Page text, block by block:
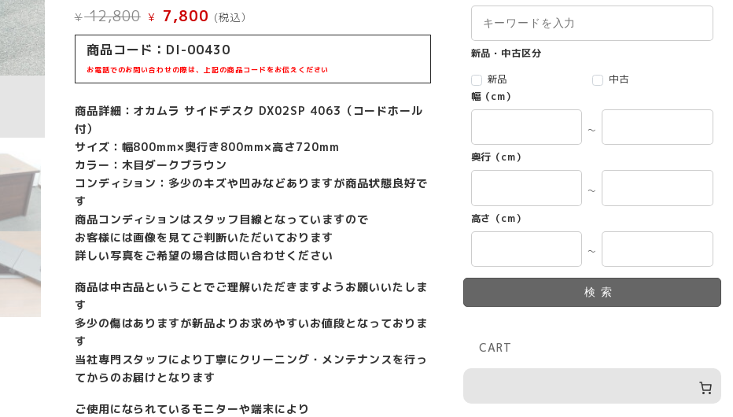
¥12,800 元
の
価
格
は
¥ 12,800
で
た。
¥ 7,800 現
在
の
価
格
は
¥ 7,800
す。
(税込）
商品コード：DI-00430
お電話でのお問い合わせの際は、上記の商品コードをお伝えください
商品詳細：オカムラ サイドデスク DX02SP 4063（コードホール
付）
サイズ：幅800mm×奥行き800mm×高さ720mm
カラー：木目ダークブラウン
コンディション：多少のキズや凹みなどありますが商品状態良好で
す
商品コンディションはスタッフ目線となっていますので
お客様には画像を見てご判断いただいております
詳しい写真をご希望の場合は問い合わせください
商品は中古品ということでご理解いただきますようお願いいたしま
す
多少の傷はありますが新品よりお求めやすいお値段となっておりま
す
当社専門スタッフにより丁寧にクリーニング・メンテナンスを行っ
てからのお届けとなります
ご使用になられているモニターや端末により
新品・中古区分
新品
中古
幅（cm）
～
奥行（cm）
～
高さ（cm）
～
検索
CART